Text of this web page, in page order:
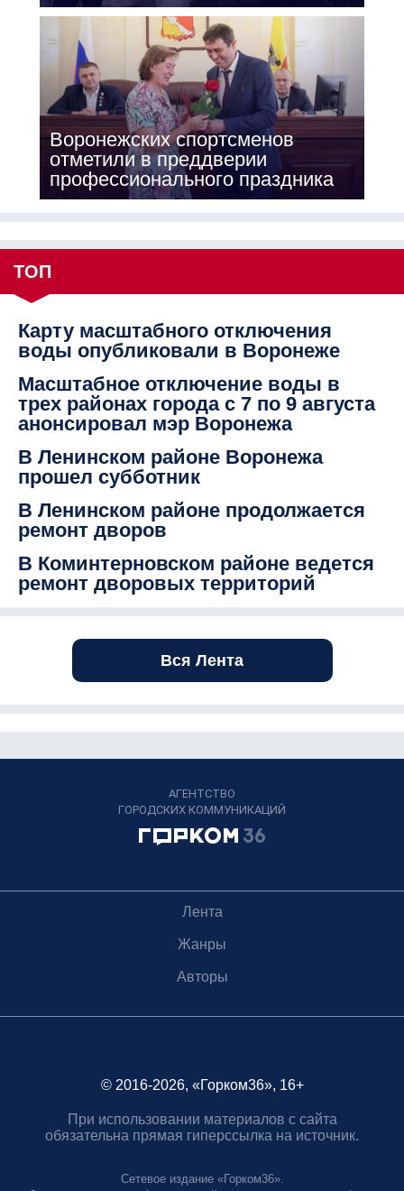
Воронежских спортсменов
отметили в преддверии
профессионального праздника
ТОП
Карту масштабного отключения
воды опубликовали в Воронеже
Масштабное отключение воды в
трех районах города с 7 по 9 августа
анонсировал мэр Воронежа
В Ленинском районе Воронежа
прошел субботник
В Ленинском районе продолжается
ремонт дворов
В Коминтерновском районе ведется
ремонт дворовых территорий
Вся Лента
АГЕНТСТВО
ГОРОДСКИХ КОММУНИКАЦИЙ
Лента
Жанры
Авторы
© 2016-2026, «Горком36», 16+
При использовании материалов с сайта
обязательна прямая гиперссылка на источник.
Сетевое издание «Горком36».